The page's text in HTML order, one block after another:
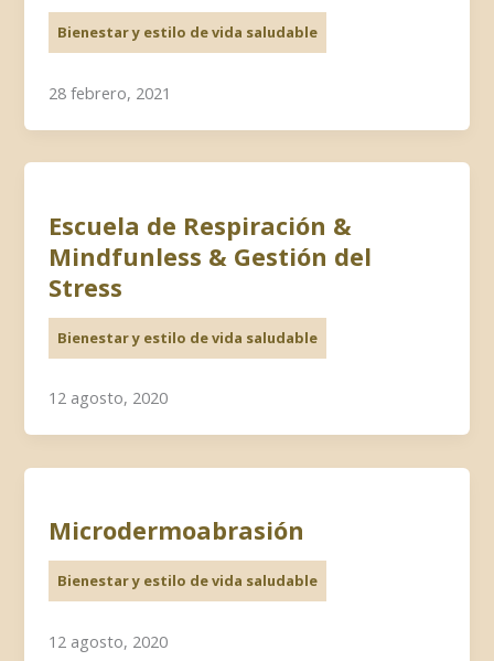
Bienestar y estilo de vida saludable
28 febrero, 2021
Escuela de Respiración &
Mindfunless & Gestión del
Stress
Bienestar y estilo de vida saludable
12 agosto, 2020
Microdermoabrasión
Bienestar y estilo de vida saludable
12 agosto, 2020